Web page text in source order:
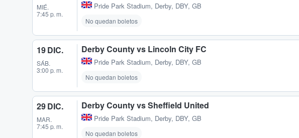
MIÉ.
7:45 p. m.
Pride Park Stadium, Derby, DBY, GB
No quedan boletos
19 DIC.
SÁB.
3:00 p. m.
Derby County vs Lincoln City FC
Pride Park Stadium, Derby, DBY, GB
No quedan boletos
29 DIC.
MAR.
7:45 p. m.
Derby County vs Sheffield United
Pride Park Stadium, Derby, DBY, GB
No quedan boletos